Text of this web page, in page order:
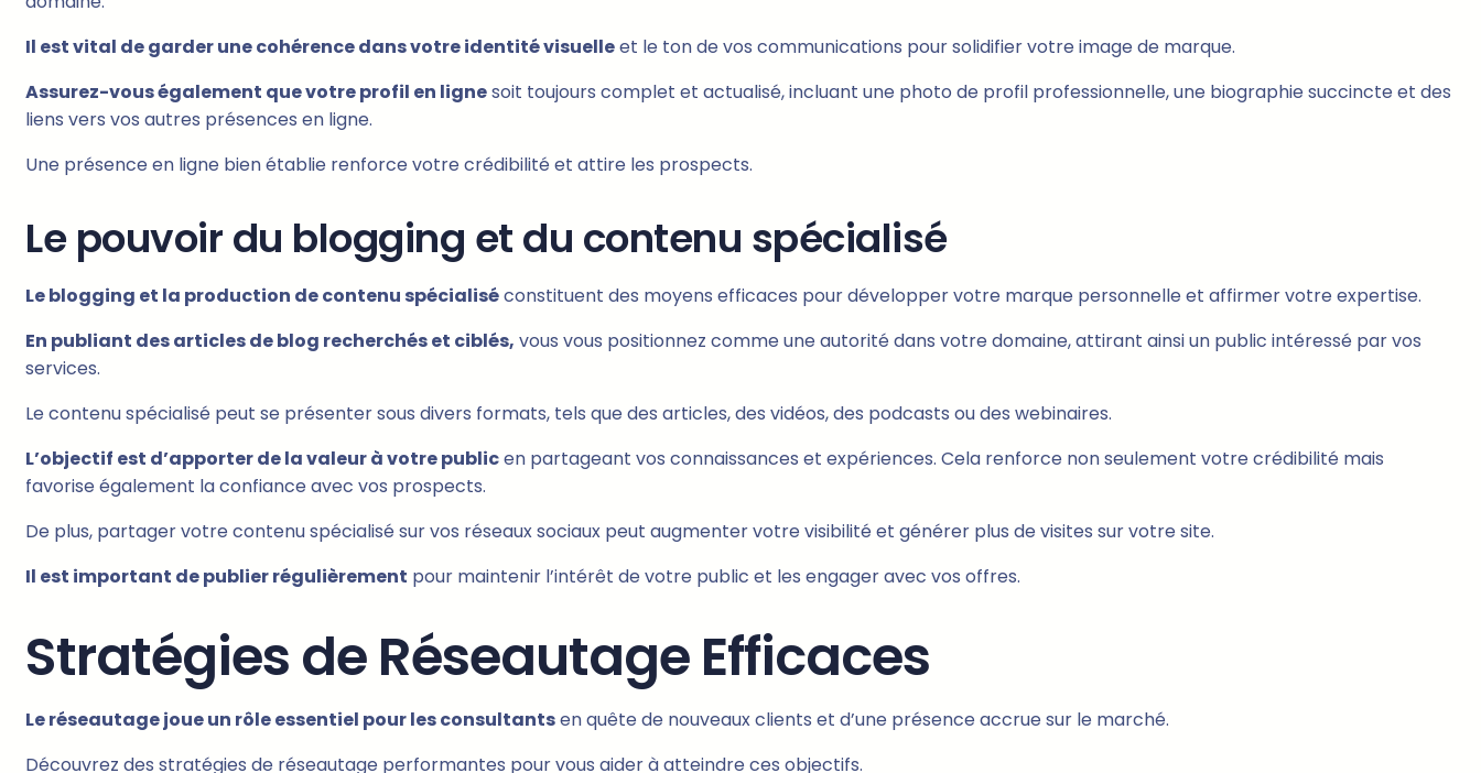
Il est vital de garder une cohérence dans votre identité visuelleet le ton de vos communications pour solidifier votre image de marque.
Assurez-vous également que votre profil en lignesoit toujours complet et actualisé, incluant une photo de profil professionnelle, une biographie succincte et des
liens vers vos autres présences en ligne.
Une présence en ligne bien établie renforce votre crédibilité et attire les prospects.
Le pouvoir du blogging et du contenu spécialisé
Le blogging et la production de contenu spécialiséconstituent des moyens efficaces pour développer votre marque personnelle et affirmer votre expertise.
En publiant des articles de blog recherchés et ciblés, vous vous positionnez comme une autorité dans votre domaine, attirant ainsi un public intéressé par vos
services.
Le contenu spécialisé peut se présenter sous divers formats, tels que des articles, des vidéos, des podcasts ou des webinaires.
L’objectif est d’apporter de la valeur à votre publicen partageant vos connaissances et expériences. Cela renforce non seulement votre crédibilité mais
favorise également la confiance avec vos prospects.
De plus, partager votre contenu spécialisé sur vos réseaux sociaux peut augmenter votre visibilité et générer plus de visites sur votre site.
Il est important de publier régulièrement pour maintenir l’intérêt de votre public et les engager avec vos offres.
Stratégies de Réseautage Efficaces
Le réseautage joue un rôle essentiel pour les consultantsen quête de nouveaux clients et d’une présence accrue sur le marché.
Découvrez des stratégies de réseautage performantes pour vous aider à atteindre ces objectifs.